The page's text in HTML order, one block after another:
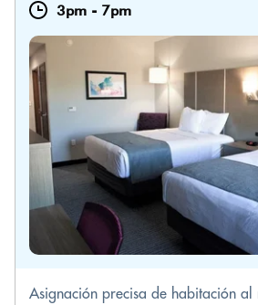
3pm - 7pm
Asignación precisa de habitación al